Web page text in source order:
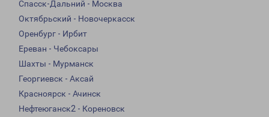
Спасск-Дальний - Москва
Октябрьский - Новочеркасск
Оренбург - Ирбит
Ереван - Чебоксары
Шахты - Мурманск
Георгиевск - Аксай
Красноярск - Ачинск
Нефтеюганск2 - Кореновск